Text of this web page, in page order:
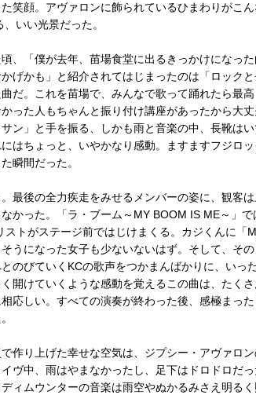
笑顔。アヴァロンに飾られているひまわりがこ
いい光景だった。
、「僕が去年、苗場食堂に出るきっかけになっ
げかも」と紹介されてはじまったのは「ロック
だ。これを苗場で、みんなで歌って踊れたら最
った人もちゃんと振り付け講座があったから大
ン」と手を振る、しかも雨と音楽の中、長靴は
はちょっと、いやかなり感動。ますますフジロ
瞬間だった。
最後の全力疾走をみせるメンバーの姿に、観客
かった。「ラ・ブーム～MY BOOM IS ME～」で
ストがステージ前ではじけまくる。カジくんに「
うになった女子も少ないないはず。そして、そ
のびていくKCの歌声をつかまんばかりに、いっ
開けていくような感動を覚えるこの曲は、たく
応しい。すべての演奏が終わった後、感極まっ
作り上げた幸せな空気は、ジプシー・アヴァロ
ヴ中、雨はやまなかったし、足下はドロドロだ
ィムウンターの音楽は雨空やぬかるみさえ明るく